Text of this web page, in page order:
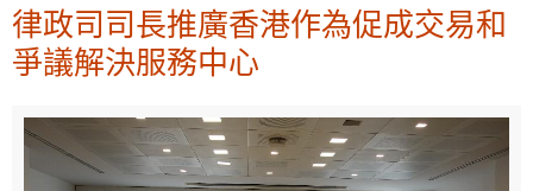
律政司司長推廣香港作為促成交易和
爭議解決服務中心